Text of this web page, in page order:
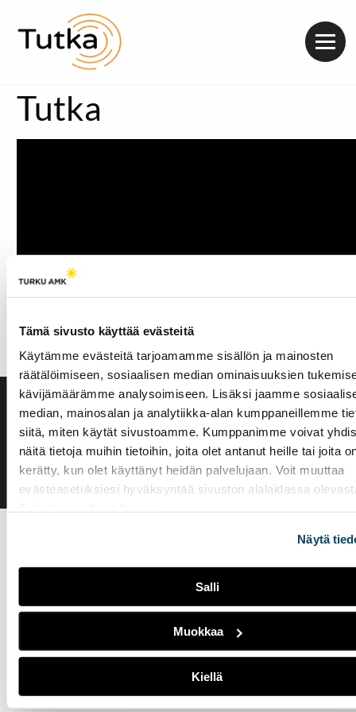
Tämä sivusto käyttää evästeitä
Käytämme evästeitä tarjoamamme sisällön ja mainosten
räätälöimiseen, sosiaalisen median ominaisuuksien
kävijämäärämme analysoimiseen. Lisäksi jaamme
median, mainosalan ja analytiikka-alan kumppaneillemme
siitä, miten käytät sivustoamme. Kumppanimme voivat
näitä tietoja muihin tietoihin, joita olet antanut heille tai joita
kerätty, kun olet käyttänyt heidän palvelujaan. Voit muuttaa
evästeasetuksiesi hyväksyntää sivuston alalaidassa
Näytä
Salli
Muokkaa
Kiellä
Tutka
Saavutettavuusseloste
Evästeasetukset